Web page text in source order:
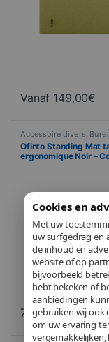
Cookies en
Met uw
uw surfgedrag en
de inhoud en
website of op
bijvoorbeeld
hebt bekeken of
aanbiedingen
gebruiken wij ook
om uw ervaring
Vanaf 149,00€
Ce produit a
Accessoire divers
onderdelen Informatica
Ofinto Standing Mat
ergonomique Noir –
79,00€